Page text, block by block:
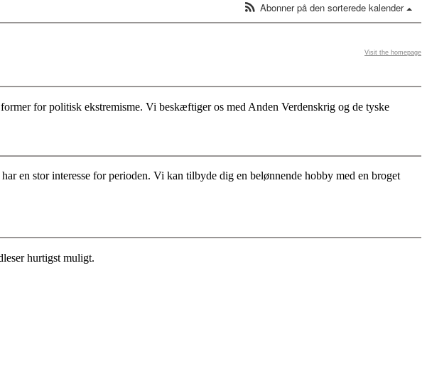
Abonner på den sorterede kalender
Visit the homepage
for politisk ekstremisme. Vi beskæftiger os med Anden Verdenskrig og de tyske
en stor interesse for perioden. Vi kan tilbyde dig en belønnende hobby med en broget
hurtigst muligt.